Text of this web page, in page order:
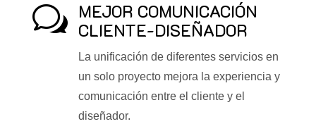
w MEJOR COMUNICACIÓN
CLIENTE-DISEÑADOR
La unificación de diferentes servicios en
un solo proyecto mejora la experiencia y
comunicación entre el cliente y el
diseñador.